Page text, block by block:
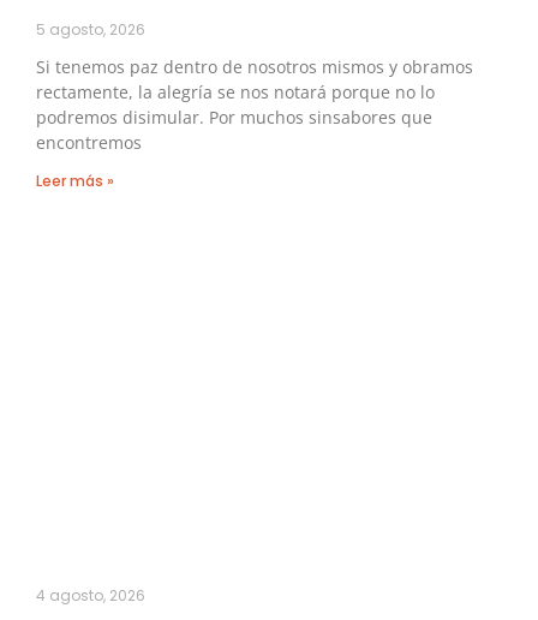
5 agosto, 2026
Si tenemos paz dentro de nosotros mismos y obramos
rectamente, la alegría se nos notará porque no lo
podremos disimular. Por muchos sinsabores que
encontremos
Leer más »
4 agosto, 2026